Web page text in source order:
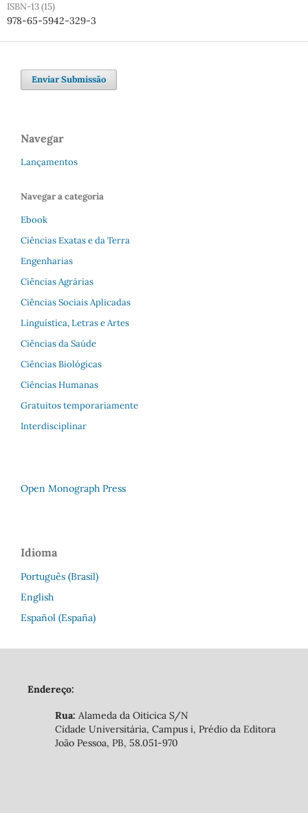
ISBN-13 (15)
978-65-5942-329-3
Enviar Submissão
Navegar
Lançamentos
Navegar a categoria
Ebook
Ciências Exatas e da Terra
Engenharias
Ciências Agrárias
Ciências Sociais Aplicadas
Linguística, Letras e Artes
Ciências da Saúde
Ciências Biológicas
Ciências Humanas
Gratuitos temporariamente
Interdisciplinar
Open Monograph Press
Idioma
Português (Brasil)
English
Español (España)
Endereço:
Rua: Alameda da Oiticica S/N
Cidade Universitária, Campus i, Prédio da Editora
João Pessoa, PB, 58.051-970